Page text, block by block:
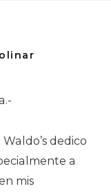
dedico
a
mis